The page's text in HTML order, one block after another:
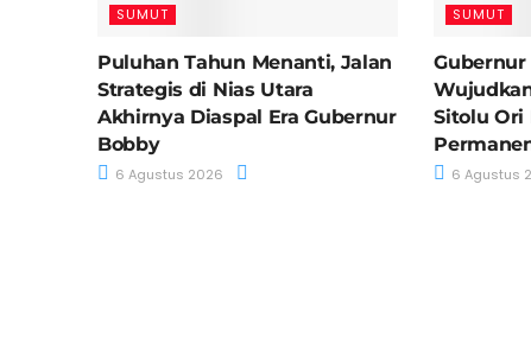
SUMUT
Puluhan Tahun Menanti, Jalan
Strategis di Nias Utara
Akhirnya Diaspal Era Gubernur
Bobby
6 Agustus 2026
SUMUT
Sitolu Ori
6 Agustus